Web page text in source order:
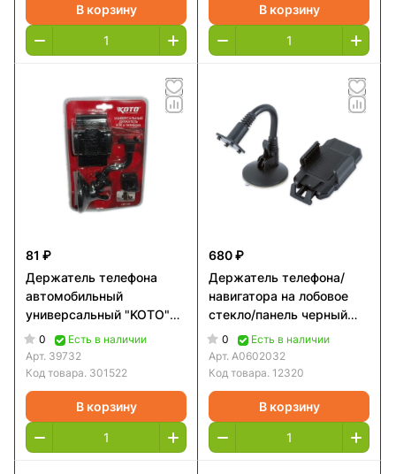
В корзину В корзину
81 ₽
Держатель телефона
автомобильный
универсальный "KOTO"
СКР-180\100
0
Есть в наличии
Арт. 39732
Код товара. 301522
В корзину
680 ₽
Держатель телефона/
навигатора на лобовое
стекло/панель черный
(A0602032)
0
Есть в наличии
Арт. A0602032
Код товара. 12320
В корзину